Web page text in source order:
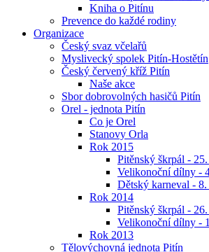
Kniha o Pitínu
Prevence do každé rodiny
Organizace
Český svaz včelařů
Myslivecký spolek Pitín-Hostětín
Český červený kříž Pitín
Naše akce
Sbor dobrovolných hasičů Pitín
Orel - jednota Pitín
Co je Orel
Stanovy Orla
Rok 2015
Pitěnský škrpál -
Velikonoční dílny -
Dětský karneval -
Rok 2014
Pitěnský škrpál -
Velikonoční dílny -
Rok 2013
Tělovýchovná jednota Pitín